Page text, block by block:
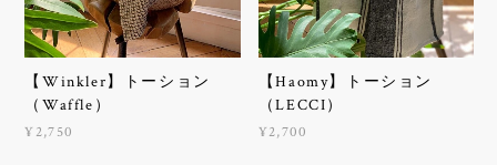
【Winkler】トーション
（Waffle）
¥2,750
【Haomy】トーション
（LECCI）
¥2,700